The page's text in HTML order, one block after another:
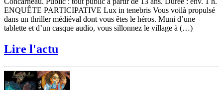
ENQUÊTE PARTICIPATIVE Lux in tenebris Vous voilà propulsé
dans un thriller médiéval dont vous êtes le héros. Muni d’une
tablette et d’un casque audio, vous sillonnez le village à (…)
Lire l'actu